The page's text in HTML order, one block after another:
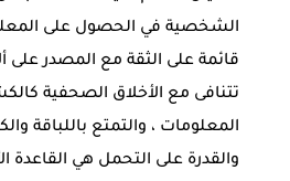
الشخصية في الحصول على
قائمة على الثقة مع المصدر على
تتنافى مع الأخلاق الصحفية
المعلومات ، والتمتع باللباقة
والقدرة على التحمل هي القاعدة